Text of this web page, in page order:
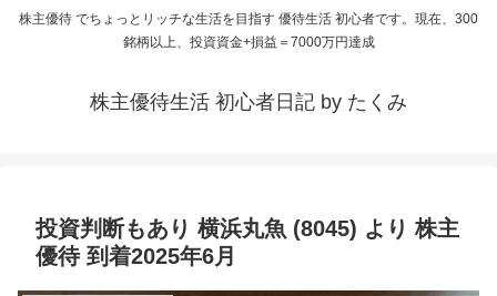
株主優待 でちょっとリッチな生活を目指す 優待生活 初心者です。現在、300
銘柄以上、投資資金+損益＝7000万円達成
株主優待生活 初心者日記 by たくみ
投資判断もあり 横浜丸魚 (8045) より 株主
優待 到着2025年6月